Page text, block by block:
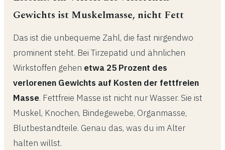
Gewichts ist Muskelmasse, nicht Fett
Das ist die unbequeme Zahl, die fast nirgendwo
prominent steht. Bei Tirzepatid und ähnlichen
Wirkstoffen gehen etwa 25 Prozent des
verlorenen Gewichts auf Kosten der fettfreien
Masse. Fettfreie Masse ist nicht nur Wasser. Sie ist
Muskel, Knochen, Bindegewebe, Organmasse,
Blutbestandteile. Genau das, was du im Alter
halten willst.